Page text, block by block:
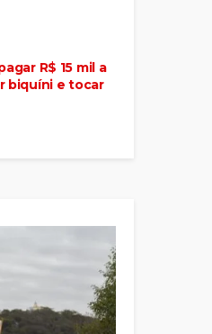
R$ 15 mil a
biquíni e tocar